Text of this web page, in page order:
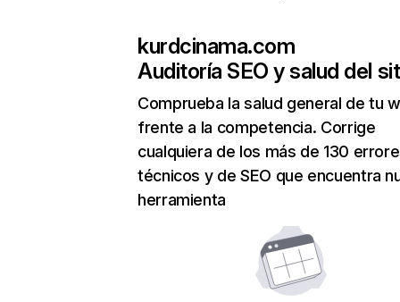
kurdcinama.com
Auditoría SEO y salud del
Comprueba la salud general de tu
frente a la competencia. Corrige
cualquiera de los más de 130
técnicos y de SEO que encuentra
herramienta